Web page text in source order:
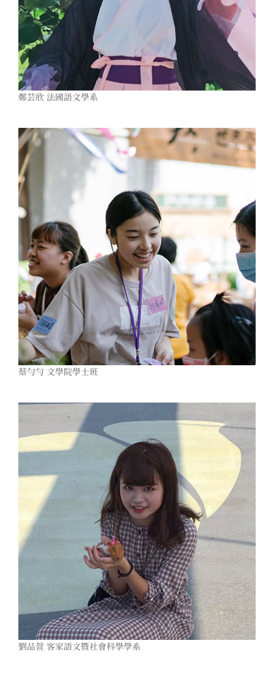
鄭芸欣 法國語文學系
蔡勻勻 文學院學士班
劉品萱 客家語文暨社會科學學系